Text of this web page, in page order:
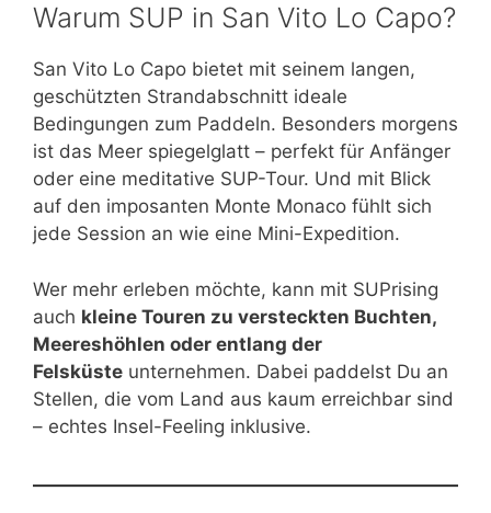
Warum SUP in San Vito Lo Capo?
San Vito Lo Capo bietet mit seinem langen,
geschützten Strandabschnitt ideale
Bedingungen zum Paddeln. Besonders morgens
ist das Meer spiegelglatt – perfekt für Anfänger
oder eine meditative SUP-Tour. Und mit Blick
auf den imposanten Monte Monaco fühlt sich
jede Session an wie eine Mini-Expedition.
Wer mehr erleben möchte, kann mit SUPrising
auch kleine Touren zu versteckten Buchten,
Meereshöhlen oder entlang der
Felsküste unternehmen. Dabei paddelst Du an
Stellen, die vom Land aus kaum erreichbar sind
– echtes Insel-Feeling inklusive.